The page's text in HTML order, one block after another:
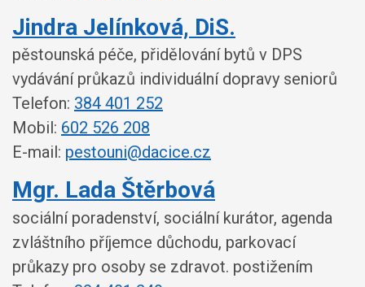
Jindra Jelínková, DiS.
pěstounská péče, přidělování bytů v DPS
vydávání průkazů individuální dopravy seniorů
Telefon: 384 401 252
Mobil: 602 526 208
E-mail: pestouni@dacice.cz
Mgr. Lada Štěrbová
sociální poradenství, sociální kurátor, agenda
zvláštního příjemce důchodu, parkovací
průkazy pro osoby se zdravot. postižením